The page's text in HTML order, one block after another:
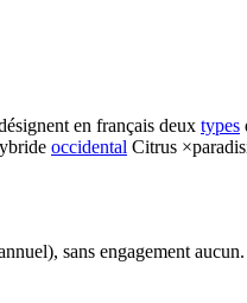
en français deux types
occidental Citrus
sans engagement aucun.